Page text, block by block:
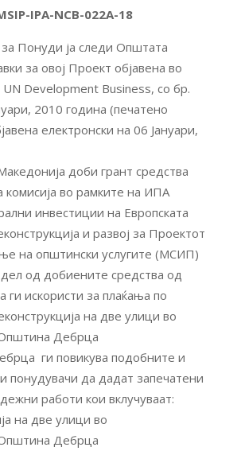
IPA-NCB-022А-18
Понуди ја следи Општата
за овој Проект објавена во
Development Business, со бр.
2010 година (печатено
електронски на 06 Јануари,
доби грант средства
комисија во рамките на ИПА
инвестиции на Европската
и развој за Проектот
на општински услугите (МСИП)
од добиените средства од
ги искористи за плаќања по
на две улици во
Дебрца
ги повикува подобните и
понудувачи да дадат запечатени
работи кои вклучуваат:
на две улици во
Дебрца